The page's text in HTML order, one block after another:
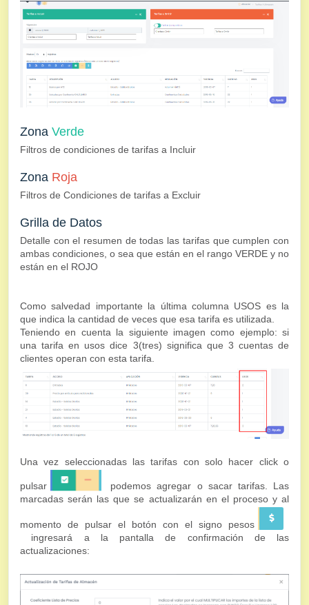
Zona Verde
Filtros de condiciones de tarifas a Incluir
Zona Roja
Filtros de Condiciones de tarifas a Excluir
Grilla de Datos
Detalle con el resumen de todas las tarifas que cumplen con
ambas condiciones, o sea que están en el rango VERDE y no
están en el ROJO
Como salvedad importante la última columna USOS es la
que indica la cantidad de veces que esa tarifa es utilizada.
Teniendo en cuenta la siguiente imagen como ejemplo: si
una tarifa en usos dice 3(tres) significa que 3 cuentas de
clientes operan con esta tarifa.
Una vez seleccionadas las tarifas con solo hacer click o
pulsar
podemos agregar o sacar tarifas. Las
marcadas serán las que se actualizarán en el proceso y al
momento de pulsar el botón con el signo pesos
ingresará a la pantalla de confirmación de las
actualizaciones: